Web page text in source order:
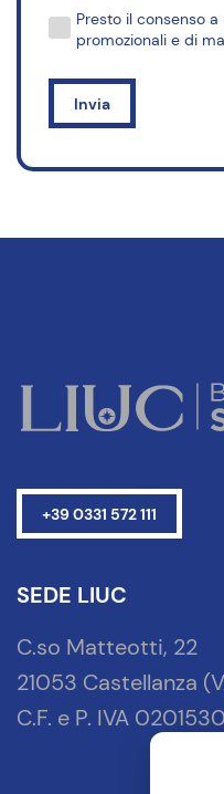
Presto il consenso
promozionali e di
+39 0331 572 111
SEDE LIUC
C.so Matteotti, 22
21053 Castellanza
C.F. e P. IVA